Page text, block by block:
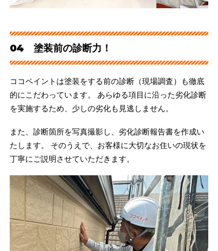
04 塗装前の診断力！
ココペイントは塗装をする前の診断（現場調査）も徹底
的にこだわっています。 あらゆる項目に沿った劣化診断
を実施するため、少しの劣化も見逃しません。
また、診断箇所を写真撮影し、劣化診断報告書を作成い
たします。 そのうえで、お客様に大切なお住いの現状を
丁寧にご説明させていただきます。